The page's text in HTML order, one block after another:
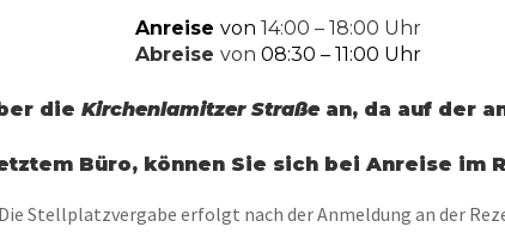
Anreise von 14:00 – 18:00 Uhr
Abreise von 08:30 – 11:00 Uhr
die Kirchenlamitzer Straßean, da auf der
Büro, können Sie sich bei Anreise im
Die Stellplatzvergabe erfolgt nach der Anmeldung an der